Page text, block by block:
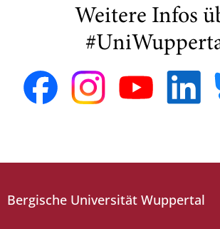
Weitere Infos
Bergische Universität Wuppertal